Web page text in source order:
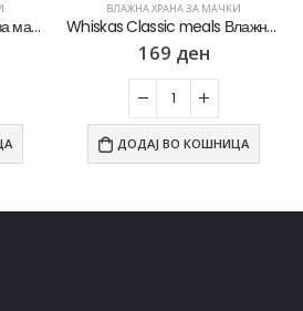
Felix Agail Влажна храна за мачки со Лосос во желе [Кесичка 85гр]
ВЛАЖНА ХРАНА ЗА МАЧКИ
Whiskas Classic meals Влажна храна за Возрасни мачки со Парчиња Говедско и Пилешко во сос [Кесичка 4×85гр]
169 ден
ДОДАЈ ВО КОШНИЦА